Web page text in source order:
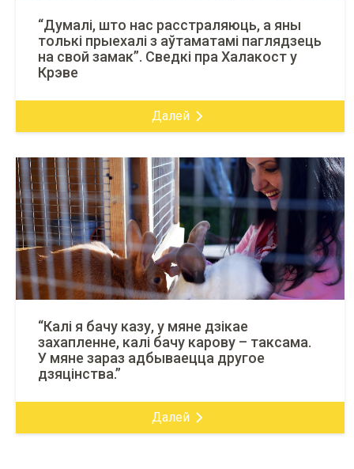
“Думалі, што нас расстраляюць, а яны
толькі прыехалі з аўтаматамі паглядзець
на свой замак”. Сведкі пра Халакост у
Крэве
Далей
“Калі я бачу казу, у мяне дзікае
захапленне, калі бачу карову – таксама.
У мяне зараз адбываецца другое
дзяцінства.”
Далей